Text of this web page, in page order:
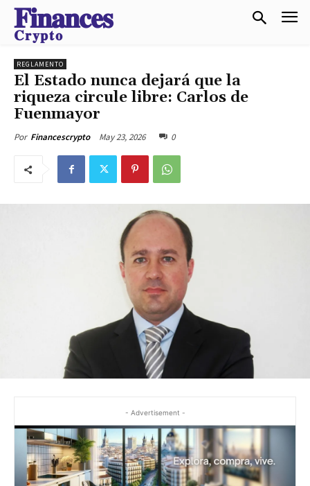
𝐅𝐢𝐧𝐚𝐧𝐜𝐞𝐬
𝐂𝐫𝐲𝐩𝐭𝐨
REGLAMENTO
El Estado nunca dejará que la
riqueza circule libre: Carlos de
Fuenmayor
Por Financescrypto May 23, 2026 0
- Advertisement -